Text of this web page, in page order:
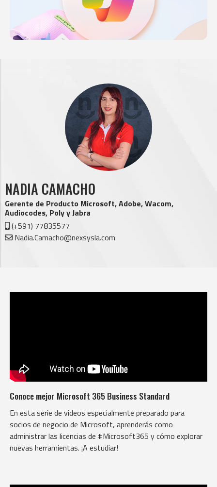
NADIA CAMACHO
Gerente de Producto Microsoft, Adobe, Wacom,
Audiocodes, Poly y Jabra
(+591) 77835577
Nadia.Camacho@nexsysla.com
Conoce mejor Microsoft 365 Business Standard
En esta serie de videos especialmente preparado para
socios de negocio de Microsoft, aprenderás como
administrar las licencias de #Microsoft365 y cómo explorar
nuevas herramientas. ¡A estudiar!